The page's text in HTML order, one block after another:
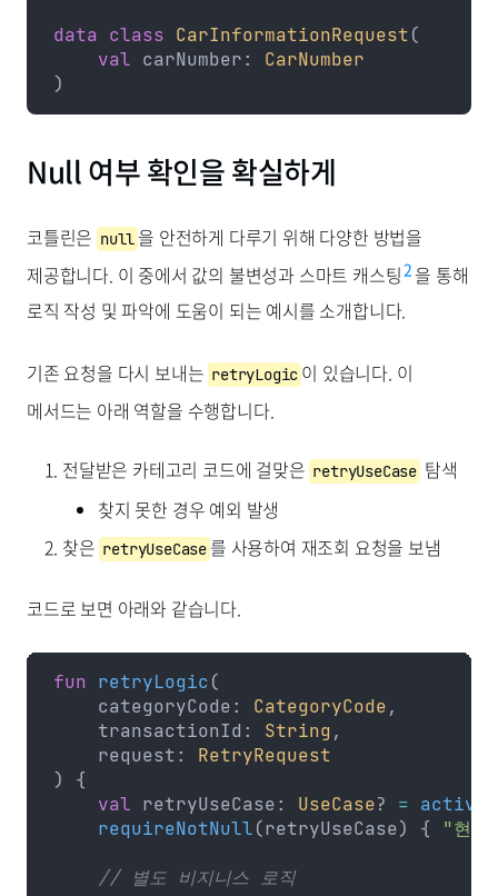
data class CarInformationRequest(
    val
carNumber: CarNumber
)
Null 여부 확인을 확실하게
코틀린은 null 을 안전하게 다루기 위해 다양한 방법을
제공합니다. 이 중에서 값의 불변성과 스마트 캐스팅2 을 통해
로직 작성 및 파악에 도움이 되는 예시를 소개합니다.
기존 요청을 다시 보내는 retryLogic 이 있습니다. 이
메서드는 아래 역할을 수행합니다.
전달받은 카테고리 코드에 걸맞은retryUseCase 탐색
찾지 못한 경우 예외 발생
찾은retryUseCase 를 사용하여 재조회 요청을 보냄
코드로 보면 아래와 같습니다.
fun retryLogic(
    categoryCode:
CategoryCode,
    transactionId:
String ,
    request:
RetryRequest
) {
    val
retryUseCase: UseCase? =
    requireNotNull
(retryUseCase) { "현재
    // 별도 비지니스 로직